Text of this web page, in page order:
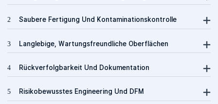
2 Saubere Fertigung Und Kontaminationskontrolle
3 Langlebige, Wartungsfreundliche Oberflächen
4 Rückverfolgbarkeit Und Dokumentation
5 Risikobewusstes Engineering Und DFM